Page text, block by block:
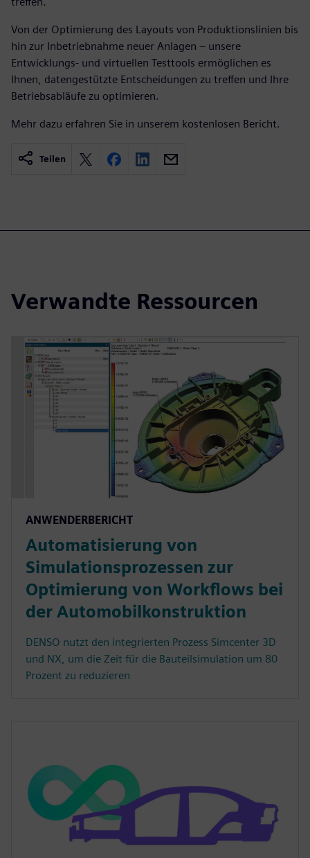
Von der Optimierung des Layouts von Produktionslinien bis
hin zur Inbetriebnahme neuer Anlagen – unsere
Entwicklungs- und virtuellen Testtools ermöglichen es
Ihnen, datengestützte Entscheidungen zu treffen und Ihre
Betriebsabläufe zu optimieren.
Mehr dazu erfahren Sie in unserem kostenlosen Bericht.
Teilen
Verwandte Ressourcen
ANWENDERBERICHT
Automatisierung von
Simulationsprozessen zur
Optimierung von Workflows bei
der Automobilkonstruktion
DENSO nutzt den integrierten Prozess Simcenter 3D
und NX, um die Zeit für die Bauteilsimulation um 80
Prozent zu reduzieren